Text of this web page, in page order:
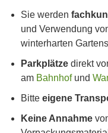
Sie werden
und Verwendung
winterharten
Parkplätze direkt
am Bahnhofund
Bitte eigene
Keine Annahme